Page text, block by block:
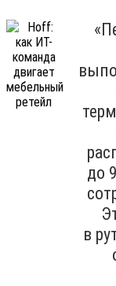
до
в